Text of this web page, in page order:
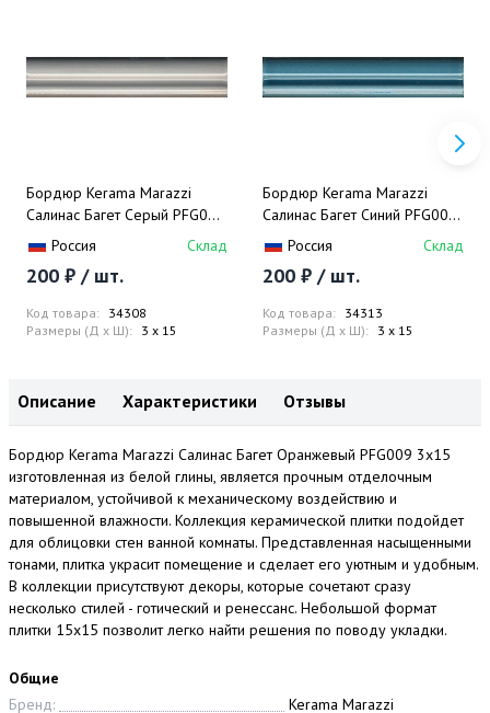
Бордюр Kerama Marazzi
Салинас Багет Серый PFG005
3x15Россия Склад
200 ₽ / шт.
Код товара: 34308
Размеры (Д x Ш): 3 x 15
Бордюр Kerama Marazzi
Салинас Багет Синий PFG006
3x15Россия Склад
200 ₽ / шт.
Код товара: 34313
Размеры (Д x Ш): 3 x 15
Описание Характеристики Отзывы
Бордюр Kerama Marazzi Салинас Багет Оранжевый PFG009 3x15
изготовленная из белой глины, является прочным отделочным
материалом, устойчивой к механическому воздействию и
повышенной влажности. Коллекция керамической плитки подойдет
для облицовки стен ванной комнаты. Представленная насыщенными
тонами, плитка украсит помещение и сделает его уютным и удобным.
В коллекции присутствуют декоры, которые сочетают сразу
несколько стилей - готический и ренессанс. Небольшой формат
плитки 15x15 позволит легко найти решения по поводу укладки.
Общие
Бренд:
Kerama Marazzi